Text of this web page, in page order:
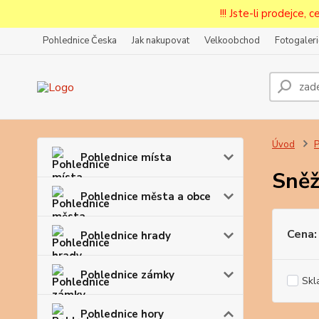
!!! Jste-li prodejce,
Pohlednice Česka Jak nakupovat Velkoobchod
Pohlednice místa
Pohlednice města a obce
Pohlednice hrady
Pohlednice zámky
Pohlednice hory
Úvod
Cena: